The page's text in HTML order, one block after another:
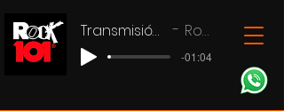
Transmisión en vivo Rock 101
-01:04